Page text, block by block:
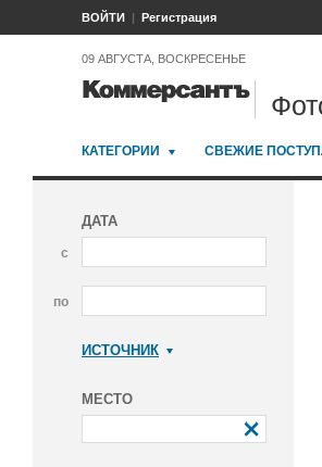
ВОЙТИ Регистрация
09 АВГУСТА, ВОСКРЕСЕНЬЕ
КАТЕГОРИИ СВЕЖИЕ
ДАТА
с
по
ИСТОЧНИК
МЕСТО